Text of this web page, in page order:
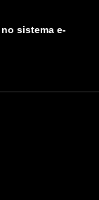
sistema e-